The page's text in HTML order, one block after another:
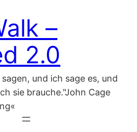
–
2.0
und ich sage es, und
sie brauche."John Cage